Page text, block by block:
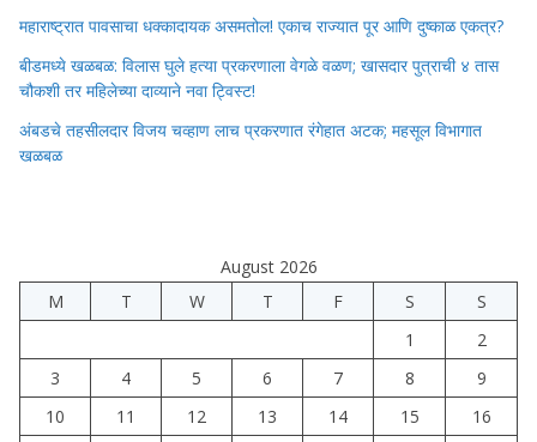
महाराष्ट्रात पावसाचा धक्कादायक असमतोल! एकाच राज्यात पूर आणि दुष्काळ एकत्र?
बीडमध्ये खळबळ: विलास घुले हत्या प्रकरणाला वेगळे वळण; खासदार पुत्राची ४ तास
चौकशी तर महिलेच्या दाव्याने नवा ट्विस्ट!
अंबडचे तहसीलदार विजय चव्हाण लाच प्रकरणात रंगेहात अटक; महसूल विभागात
खळबळ
August 2026
M
T W T F S
S
1
2
3
4 5 6 7 8
9
10
11 12 13 14 15
16